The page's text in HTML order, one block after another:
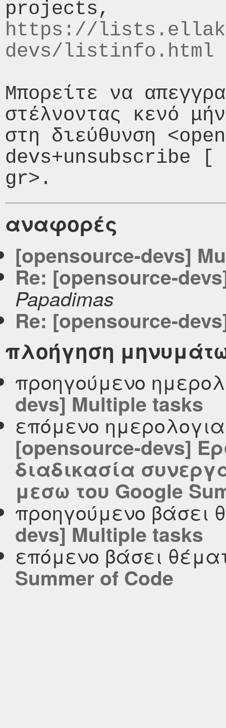
https://
devs/listinfo.html
Μπορείτε να
στέλνοντας κενό
στη διεύθυνση
αναφορές
[opensource-devs]
Re: [opensource-
Papadimas
Re: [opensource-
πλοήγηση
προηγούμενο
devs] Multiple tasks
επόμενο
[opensource-devs]
διαδικασία
μεσω του Google
προηγούμενο βάσει
devs] Multiple tasks
επόμενο βάσει
Summer of Code